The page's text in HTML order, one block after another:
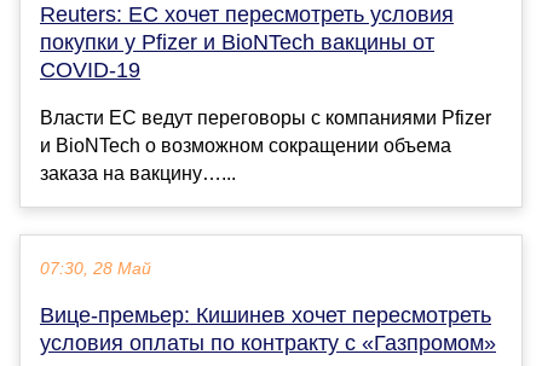
Reuters: ЕС хочет пересмотреть условия
покупки у Pfizer и BioNTech вакцины от
COVID-19
Власти ЕС ведут переговоры с компаниями Pfizer
и BioNTech о возможном сокращении объема
заказа на вакцину…...
07:30, 28 Май
Вице-премьер: Кишинев хочет пересмотреть
условия оплаты по контракту с «Газпромом»